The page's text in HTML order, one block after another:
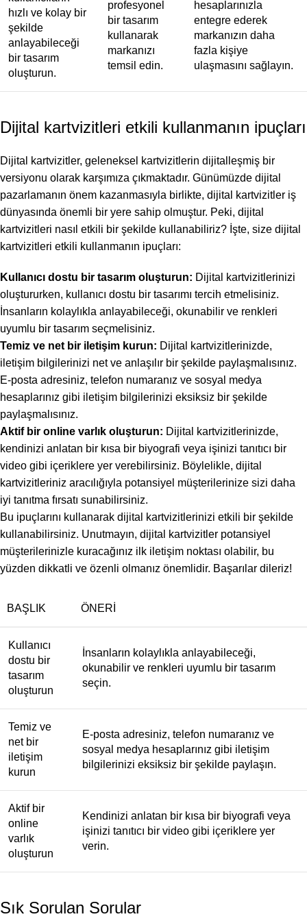
hızlı ve kolay bir
şekilde
anlayabileceği
bir tasarım
oluşturun.
profesyonel
bir tasarım
kullanarak
markanızı
temsil edin.
hesaplarınızla
entegre ederek
markanızın daha
fazla kişiye
ulaşmasını sağlayın.
Dijital kartvizitleri etkili kullanmanın ipuçları
Dijital kartvizitler, geleneksel kartvizitlerin dijitalleşmiş bir
versiyonu olarak karşımıza çıkmaktadır. Günümüzde dijital
pazarlamanın önem kazanmasıyla birlikte, dijital kartvizitler iş
dünyasında önemli bir yere sahip olmuştur. Peki, dijital
kartvizitleri nasıl etkili bir şekilde kullanabiliriz? İşte, size dijital
kartvizitleri etkili kullanmanın ipuçları:
Kullanıcı dostu bir tasarım oluşturun: Dijital kartvizitlerinizi
oluştururken, kullanıcı dostu bir tasarımı tercih etmelisiniz.
İnsanların kolaylıkla anlayabileceği, okunabilir ve renkleri
uyumlu bir tasarım seçmelisiniz.
Temiz ve net bir iletişim kurun: Dijital kartvizitlerinizde,
iletişim bilgilerinizi net ve anlaşılır bir şekilde paylaşmalısınız.
E-posta adresiniz, telefon numaranız ve sosyal medya
hesaplarınız gibi iletişim bilgilerinizi eksiksiz bir şekilde
paylaşmalısınız.
Aktif bir online varlık oluşturun: Dijital kartvizitlerinizde,
kendinizi anlatan bir kısa bir biyografi veya işinizi tanıtıcı bir
video gibi içeriklere yer verebilirsiniz. Böylelikle, dijital
kartvizitleriniz aracılığıyla potansiyel müşterilerinize sizi daha
iyi tanıtma fırsatı sunabilirsiniz.
Bu ipuçlarını kullanarak dijital kartvizitlerinizi etkili bir şekilde
kullanabilirsiniz. Unutmayın, dijital kartvizitler potansiyel
müşterilerinizle kuracağınız ilk iletişim noktası olabilir, bu
yüzden dikkatli ve özenli olmanız önemlidir. Başarılar dileriz!
BAŞLIK ÖNERI
Kullanıcı
dostu bir
tasarım
oluşturun
İnsanların kolaylıkla anlayabileceği,
okunabilir ve renkleri uyumlu bir tasarım
seçin.
Temiz ve
net bir
iletişim
kurun
E-posta adresiniz, telefon numaranız ve
sosyal medya hesaplarınız gibi iletişim
bilgilerinizi eksiksiz bir şekilde paylaşın.
Aktif bir
online
varlık
oluşturun
Kendinizi anlatan bir kısa bir biyografi veya
işinizi tanıtıcı bir video gibi içeriklere yer
verin.
Sık Sorulan Sorular